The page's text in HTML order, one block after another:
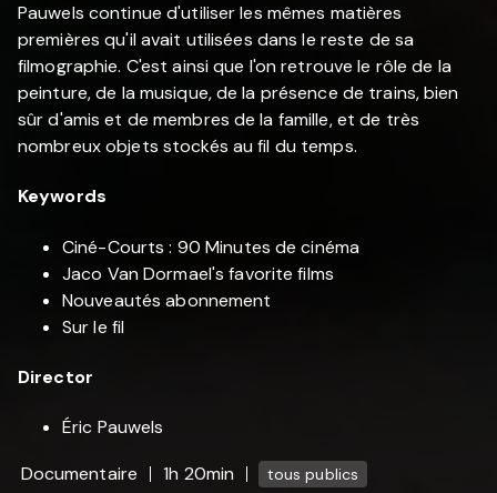
Pauwels continue d'utiliser les mêmes matières
premières qu'il avait utilisées dans le reste de sa
filmographie. C'est ainsi que l'on retrouve le rôle de la
peinture, de la musique, de la présence de trains, bien
sûr d'amis et de membres de la famille, et de très
nombreux objets stockés au fil du temps.
Keywords
Ciné-Courts : 90 Minutes de cinéma
Jaco Van Dormael's favorite films
Nouveautés abonnement
Sur le fil
Director
Éric Pauwels
Documentaire
1h 20min tous publics